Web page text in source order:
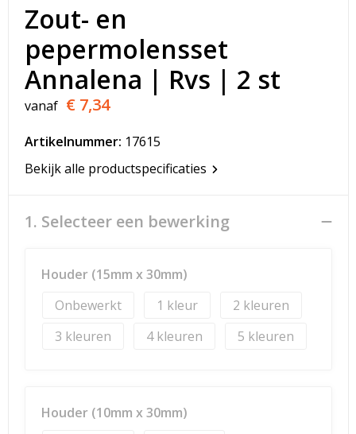
T-Shirts
Veiligheidsvesten en Veiligheidshesjes
Vesten
Gehoorbescherming
Zout- en
pepermolensset
Annalena | Rvs | 2 st
vanaf € 7,34
Artikelnummer: 17615
Bekijk alle productspecificaties
1. Selecteer een bewerking
Houder (15mm x 30mm)
Onbewerkt
1
2
3
4 5
Houder (10mm x 30mm)